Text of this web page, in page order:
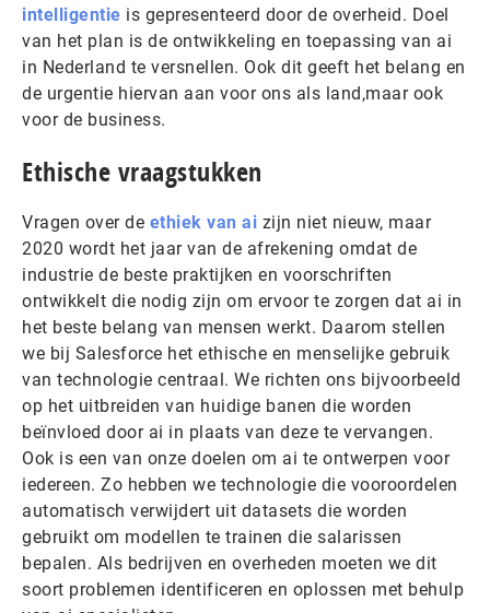
intelligentie is gepresenteerd door de overheid. Doel
van het plan is de ontwikkeling en toepassing van ai
in Nederland te versnellen. Ook dit geeft het belang en
de urgentie hiervan aan voor ons als land,maar ook
voor de business.
Ethische vraagstukken
Vragen over de ethiek van ai zijn niet nieuw, maar
2020 wordt het jaar van de afrekening omdat de
industrie de beste praktijken en voorschriften
ontwikkelt die nodig zijn om ervoor te zorgen dat ai in
het beste belang van mensen werkt. Daarom stellen
we bij Salesforce het ethische en menselijke gebruik
van technologie centraal. We richten ons bijvoorbeeld
op het uitbreiden van huidige banen die worden
beïnvloed door ai in plaats van deze te vervangen.
Ook is een van onze doelen om ai te ontwerpen voor
iedereen. Zo hebben we technologie die vooroordelen
automatisch verwijdert uit datasets die worden
gebruikt om modellen te trainen die salarissen
bepalen. Als bedrijven en overheden moeten we dit
soort problemen identificeren en oplossen met behulp